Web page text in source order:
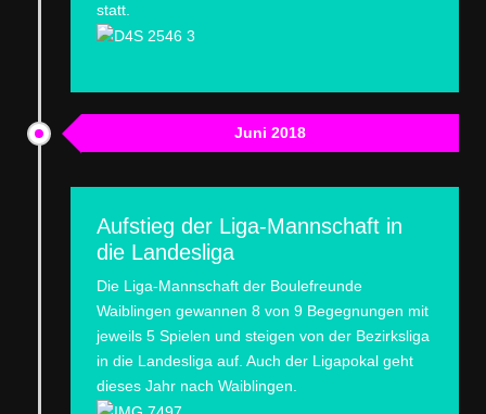
statt.
Juni 2018
Aufstieg der Liga-Mannschaft in
die Landesliga
Die Liga-Mannschaft der Boulefreunde
Waiblingen gewannen 8 von 9 Begegnungen mit
jeweils 5 Spielen und steigen von der Bezirksliga
in die Landesliga auf. Auch der Ligapokal geht
dieses Jahr nach Waiblingen.